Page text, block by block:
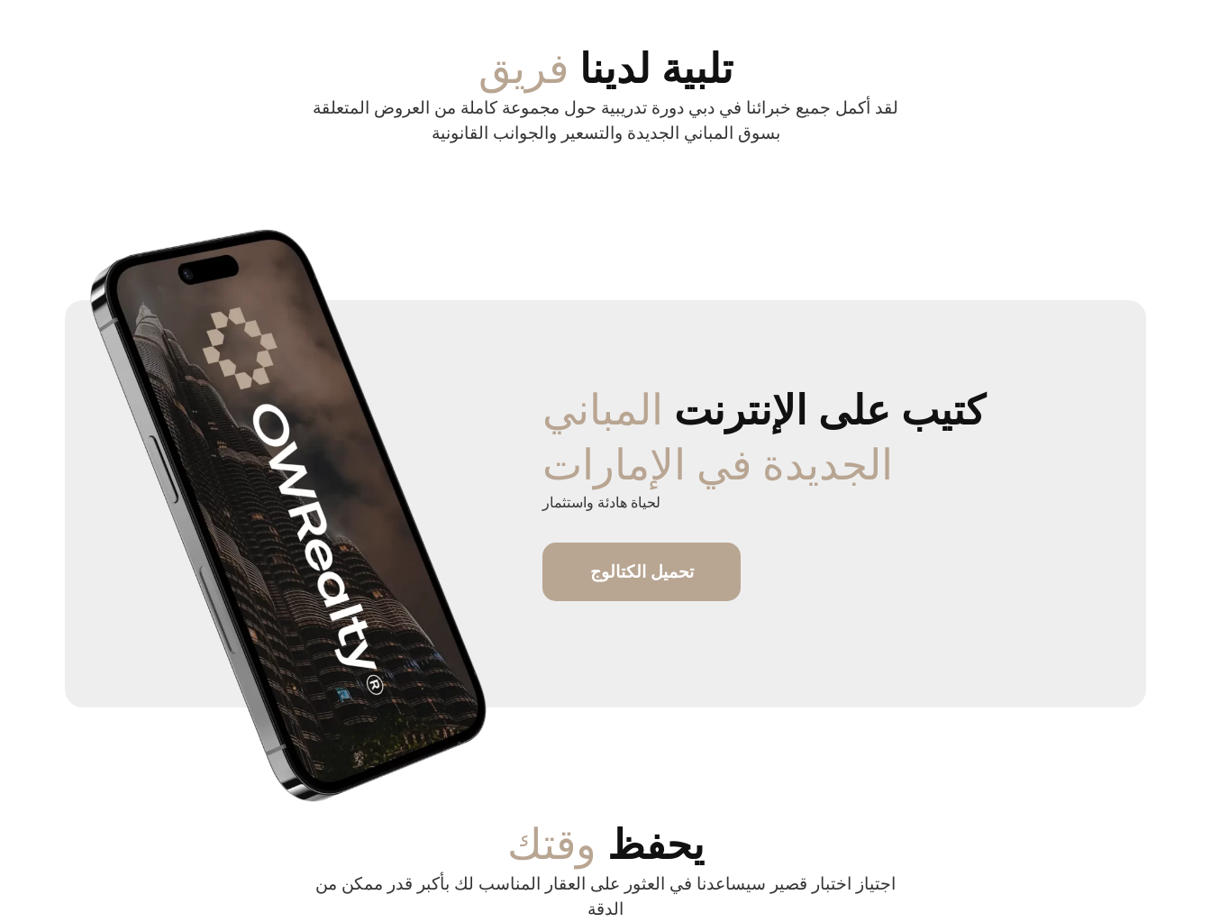
تلبية لدينا فريق
لقد أكمل جميع خبرائنا في دبي دورة تدريبية حول مجموعة كاملة من العروض المتعلقة
بسوق المباني الجديدة والتسعير والجوانب القانونية
كتيب على الإنترنت المباني
الجديدة في الإمارات
لحياة هادئة واستثمار
تحميل الكتالوج
يحفظ وقتك
اجتياز اختبار قصير سيساعدنا في العثور على العقار المناسب لك بأكبر قدر ممكن من
الدقة